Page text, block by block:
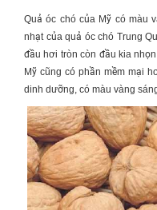
Quả óc chó của Mỹ có màu
nhạt củaquả óc chó Trung
đầu hơi tròn còn đầu kia
Mỹ cũng có phần mềm mại
dinh dưỡng, có màu vàng